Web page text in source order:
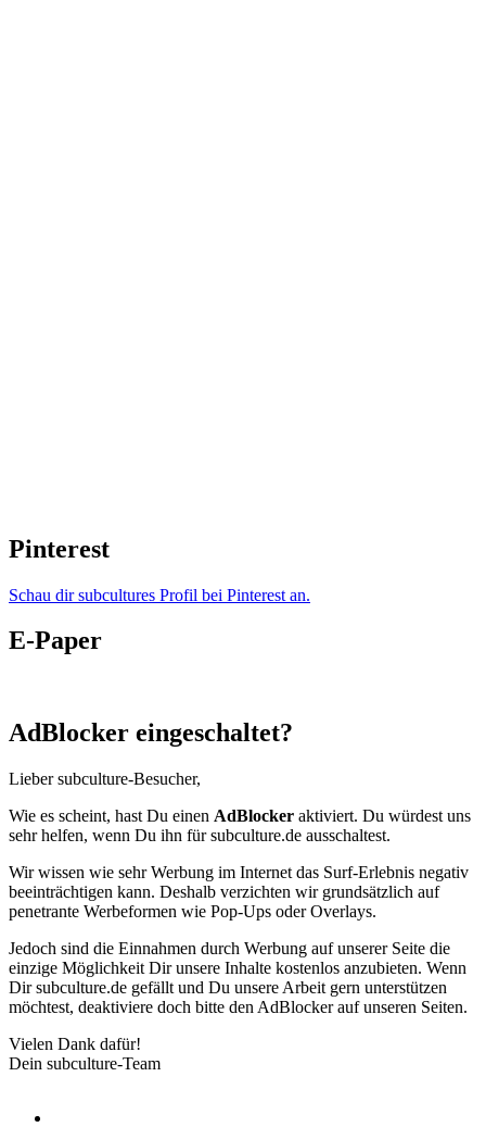
Pinterest
Schau dir subcultures Profil bei Pinterest an.
E-Paper
AdBlocker eingeschaltet?
Lieber subculture-Besucher,
Wie es scheint, hast Du einen AdBlocker aktiviert. Du würdest uns
sehr helfen, wenn Du ihn für subculture.de ausschaltest.
Wir wissen wie sehr Werbung im Internet das Surf-Erlebnis negativ
beeinträchtigen kann. Deshalb verzichten wir grundsätzlich auf
penetrante Werbeformen wie Pop-Ups oder Overlays.
Jedoch sind die Einnahmen durch Werbung auf unserer Seite die
einzige Möglichkeit Dir unsere Inhalte kostenlos anzubieten. Wenn
Dir subculture.de gefällt und Du unsere Arbeit gern unterstützen
möchtest, deaktiviere doch bitte den AdBlocker auf unseren Seiten.
Vielen Dank dafür!
Dein subculture-Team